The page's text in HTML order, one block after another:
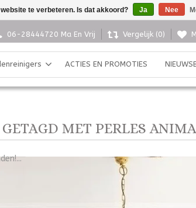
06-28444720 Ma En Vrij Vergelijk (0)
ACTIES EN PROMOTIES
MET PERLES
te verbeteren. Is dat akkoord? Ja Nee